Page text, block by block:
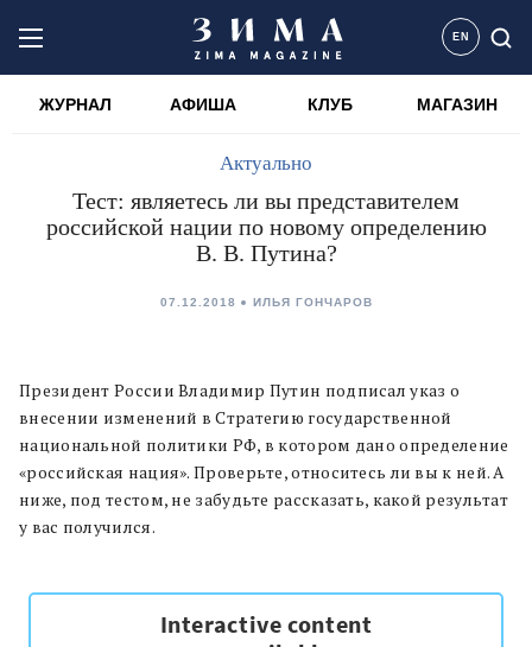
EN
ЖУРНАЛ АФИША КЛУБ МАГАЗИН
Актуально
Тест: являетесь ли вы представителем
российской нации по новому определению
В. В. Путина?
07.12.2018 ИЛЬЯ ГОНЧАРОВ
Президент России Владимир Путин подписал указ о
внесении изменений в Стратегию государственной
национальной политики РФ, в котором дано определение
«российская нация». Проверьте, относитесь ли вы к ней. А
ниже, под тестом, не забудьте рассказать, какой результат
у вас получился.